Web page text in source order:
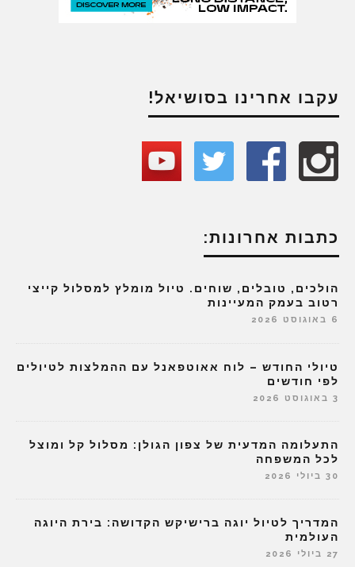
עקבו אחרינו בסושיאל!
כתבות אחרונות:
הולכים, טובלים, שוחים. טיול מומלץ למסלול קייצי
רטוב בעמק המעיינות
6 באוגוסט 2026
טיולי החודש – לוח אאוטפאנל עם ההמלצות לטיולים
לפי חודשים
3 באוגוסט 2026
התעלומה המדעית של צפון הגולן: מסלול קל ומוצל
לכל המשפחה
30 ביולי 2026
המדריך לטיול יוגה ברישיקש הקדושה: בירת היוגה
העולמית
27 ביולי 2026